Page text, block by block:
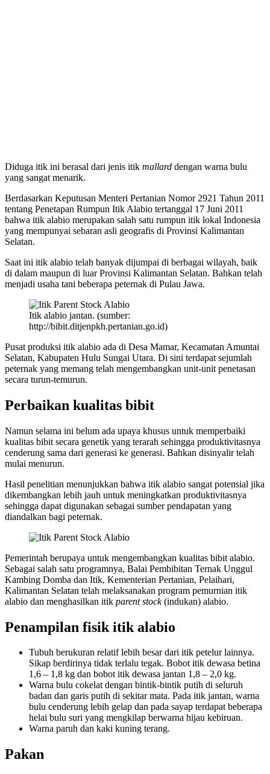
Diduga itik ini berasal dari jenis itik mallard dengan warna bulu
yang sangat menarik.
Berdasarkan Keputusan Menteri Pertanian Nomor 2921 Tahun 2011
tentang Penetapan Rumpun Itik Alabio tertanggal 17 Juni 2011
bahwa itik alabio merupakan salah satu rumpun itik lokal Indonesia
yang mempunyai sebaran asli geografis di Provinsi Kalimantan
Selatan.
Saat ini itik alabio telah banyak dijumpai di berbagai wilayah, baik
di dalam maupun di luar Provinsi Kalimantan Selatan. Bahkan telah
menjadi usaha tani beberapa peternak di Pulau Jawa.
Itik alabio jantan. (sumber:
http://bibit.ditjenpkh.pertanian.go.id)
Pusat produksi itik alabio ada di Desa Mamar, Kecamatan Amuntai
Selatan, Kabupaten Hulu Sungai Utara. Di sini terdapat sejumlah
peternak yang memang telah mengembangkan unit-unit penetasan
secara turun-temurun.
Perbaikan kualitas bibit
Namun selama ini belum ada upaya khusus untuk memperbaiki
kualitas bibit secara genetik yang terarah sehingga produktivitasnya
cenderung sama dari generasi ke generasi. Bahkan disinyalir telah
mulai menurun.
Hasil penelitian menunjukkan bahwa itik alabio sangat potensial jika
dikembangkan lebih jauh untuk meningkatkan produktivitasnya
sehingga dapat digunakan sebagai sumber pendapatan yang
diandalkan bagi peternak.
Pemerintah berupaya untuk mengembangkan kualitas bibit alabio.
Sebagai salah satu programnya, Balai Pembibitan Ternak Unggul
Kambing Domba dan Itik, Kementerian Pertanian, Pelaihari,
Kalimantan Selatan telah melaksanakan program pemurnian itik
alabio dan menghasilkan itik parent stock(indukan) alabio.
Penampilan fisik itik alabio
Tubuh berukuran relatif lebih besar dari itik petelur lainnya.
Sikap berdirinya tidak terlalu tegak. Bobot itik dewasa betina
1,6 – 1,8 kg dan bobot itik dewasa jantan 1,8 – 2,0 kg.
Warna bulu cokelat dengan bintik-bintik putih di seluruh
badan dan garis putih di sekitar mata. Pada itik jantan, warna
bulu cenderung lebih gelap dan pada sayap terdapat beberapa
helai bulu suri yang mengkilap berwarna hijau kebiruan.
Warna paruh dan kaki kuning terang.
Pakan